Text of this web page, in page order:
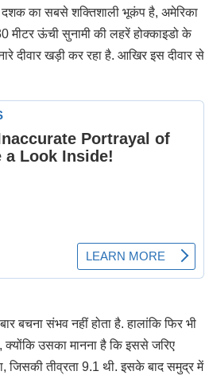
दशक का सबसे शक्तिशाली भूकंप है, अमेरिका
मीटर ऊंची सुनामी की लहरें होक्काइडो के
दीवार खड़ी कर रहा है. आखिर इस दीवार से
बचना संभव नहीं होता है. हालांकि फिर भी
क्योंकि उसका मानना है कि इससे जरिए
जिसकी तीव्रता 9.1 थी. इसके बाद समुद्र में